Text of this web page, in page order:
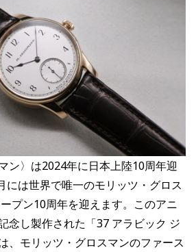
ン〉は2024年に日本上陸10周年迎
には世界で唯一のモリッツ・グロス
プン10周年を迎えます。このアニ
念し製作された「37 アラビック ジ
、モリッツ・グロスマンのファース